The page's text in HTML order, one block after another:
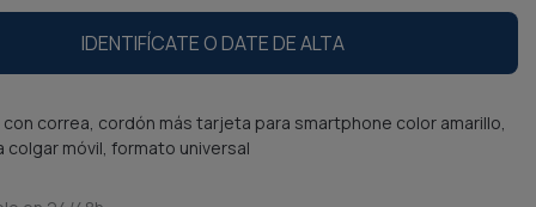
IDENTIFÍCATE O DATE DE ALTA
con correa, cordón más tarjeta para smartphone color amarillo,
colgar móvil, formato universal